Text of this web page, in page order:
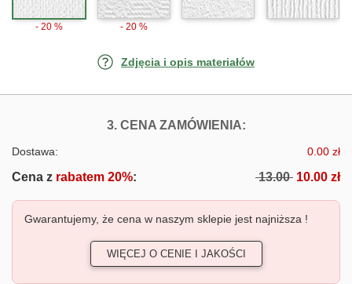
- 20 % - 20 %
Zdjęcia i opis materiałów
3. CENA ZAMÓWIENIA:FOTOTAPETY
Dostawa: 0.00 zł
Cena z rabatem 20%: 13.00 10.00 zł
Gwarantujemy, że cena w naszym sklepie jest najniższa !
WIĘCEJ O CENIE I JAKOŚCI